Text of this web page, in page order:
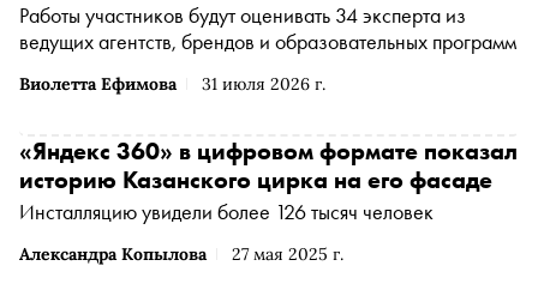
Виолетта Ефимова 31 июля 2026 г.
Работы участников будут оценивать 34 эксперта из
ведущих агентств, брендов и образовательных программ
Александра Копылова 27 мая 2025 г.
«Яндекс 360» в цифровом формате показал
историю Казанского цирка на его фасаде
Инсталляцию увидели более 126 тысяч человек